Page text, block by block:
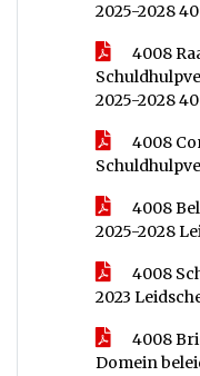
2025-2028
4008
2025-2028
4008
4008
2025-2028
4008
2023
4008
Domein